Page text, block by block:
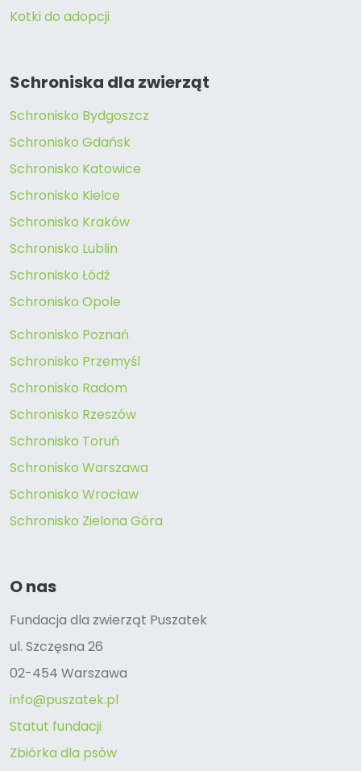
Kotki do adopcji
Schroniska dla zwierząt
Schronisko Bydgoszcz
Schronisko Gdańsk
Schronisko Katowice
Schronisko Kielce
Schronisko Kraków
Schronisko Lublin
Schronisko Łódź
Schronisko Opole
Schronisko Poznań
Schronisko Przemyśl
Schronisko Radom
Schronisko Rzeszów
Schronisko Toruń
Schronisko Warszawa
Schronisko Wrocław
Schronisko Zielona Góra
O nas
Fundacja dla zwierząt Puszatek
ul. Szczęsna 26
02-454 Warszawa
info@puszatek.pl
Statut fundacji
Zbiórka dla psów